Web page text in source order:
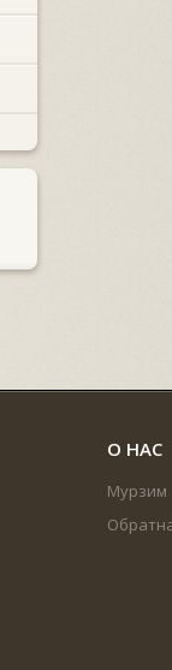
О НАС
Мурзим